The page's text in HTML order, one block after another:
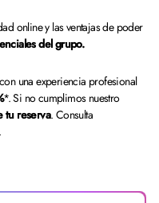
online y las ventajas de poder
del grupo.
una experiencia profesional
*. Si no cumplimos nuestro
tu reserva. Consulta